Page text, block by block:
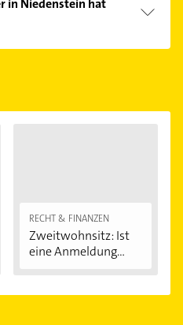
Sie von den
können Sie sich
sortiert anzeigen lassen.
in Niedenstein hat
Sie alleÖffnungszeiten.
RECHT & FINANZEN
Zweitwohnsitz: Ist
eine Anmeldung...